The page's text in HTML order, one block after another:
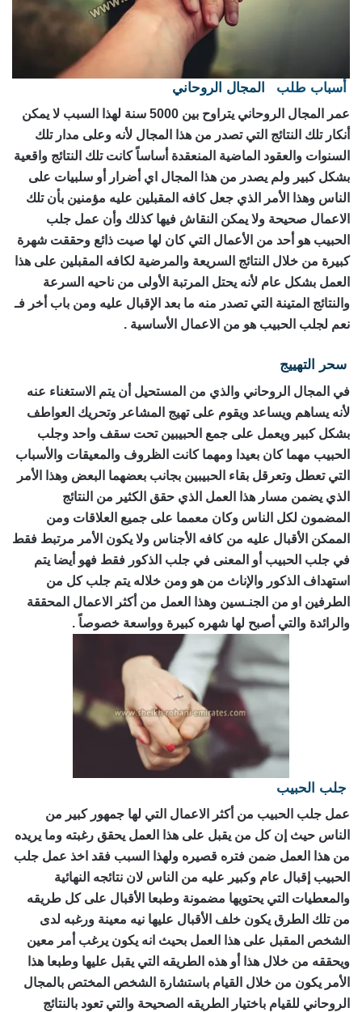
أسباب طلب المجال الروحاني
عمر المجال الروحاني يتراوح بين 5000 سنة لهذا السبب لا يمكن
أنكار تلك النتائج التي تصدر من هذا المجال لأنه وعلى مدار تلك
السنوات والعقود الماضية المنعقدة أساساً كانت تلك النتائج واقعية
بشكل كبير ولم يصدر من هذا المجال اي أضرار أو سلبيات على
الناس وهذا الأمر الذي جعل كافه المقبلين عليه مؤمنين بأن تلك
الاعمال صحيحة ولا يمكن النقاش فيها كذلك وأن عمل جلب
الحبيب هو أحد من الأعمال التي كان لها صيت ذائع وحققت شهرة
كبيرة من خلال النتائج السريعة والمرضية لكافه المقبلين على هذا
العمل بشكل عام لأنه يحتل المرتبة الأولى من ناحيه السرعة
والنتائج المتينة التي تصدر منه ما بعد الإقبال عليه ومن باب أخر فـ
نعم لجلب الحبيب هو من الاعمال الأساسية .
سحر التهييج
في المجال الروحاني والذي من المستحيل أن يتم الاستغناء عنه
لأنه يساهم ويساعد ويقوم على تهيج المشاعر وتحريك العواطف
بشكل كبير ويعمل على جمع الحبيبين تحت سقف واحد وجلب
الحبيب مهما كان بعيدا ومهما كانت الظروف والمعيقات والأسباب
التي تعطل وتعرقل بقاء الحبيبين بجانب بعضهما البعض وهذا الأمر
الذي يضمن مسار هذا العمل الذي حقق الكثير من النتائج
المضمون لكل الناس وكان معمما على جميع العلاقات ومن
الممكن الأقبال عليه من كافه الأجناس ولا يكون الأمر مرتبط فقط
في جلب الحبيب أو المعنى في جلب الذكور فقط فهو أيضا يتم
استهداف الذكور والإناث من هو ومن خلاله يتم جلب كل من
الطرفين او من الجنـسين وهذا العمل من أكثر الاعمال المحققة
والرائدة والتي أصبح لها شهره كبيرة وواسعة خصوصاً .
جلب الحبيب
عمل جلب الحبيب من أكثر الاعمال التي لها جمهور كبير من
الناس حيث إن كل من يقبل على هذا العمل يحقق رغبته وما يريده
من هذا العمل ضمن فتره قصيره ولهذا السبب فقد اخذ عمل جلب
الحبيب إقبال عام وكبير عليه من الناس لان نتائجه النهائية
والمعطيات التي يحتويها مضمونة وطبعا الأقبال على كل طريقه
من تلك الطرق يكون خلف الأقبال عليها نيه معينة ورغبه لدى
الشخص المقبل على هذا العمل بحيث انه يكون يرغب أمر معين
ويحققه من خلال هذا أو هذه الطريقه التي يقبل عليها وطبعا هذا
الأمر يكون من خلال القيام باستشارة الشخص المختص بالمجال
الروحاني للقيام باختيار الطريقه الصحيحة والتي تعود بالنتائج